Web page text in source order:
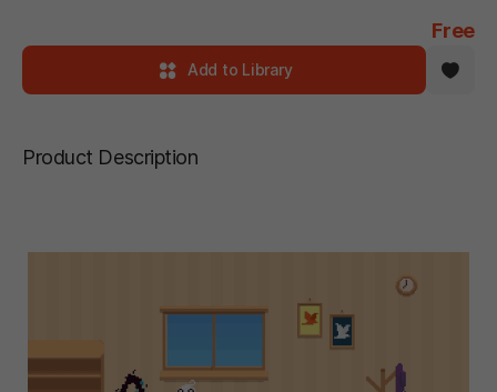
Free
Add to Library
Product Description